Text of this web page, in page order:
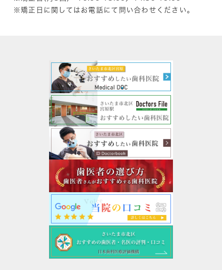
※矯正日に関してはお電話にて問い合わせください。